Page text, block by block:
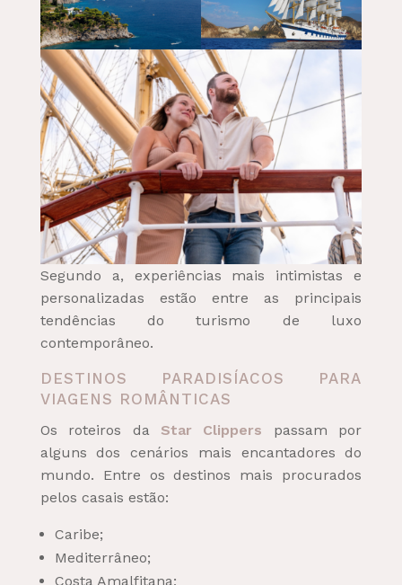
Segundo a, experiências mais intimistas e
personalizadas estão entre as principais
tendências do turismo de luxo
contemporâneo.
DESTINOS PARADISÍACOS PARA
VIAGENS ROMÂNTICAS
Os roteiros da Star Clippers passam por
alguns dos cenários mais encantadores do
mundo. Entre os destinos mais procurados
pelos casais estão:
Caribe;
Mediterrâneo;
Costa Amalfitana;